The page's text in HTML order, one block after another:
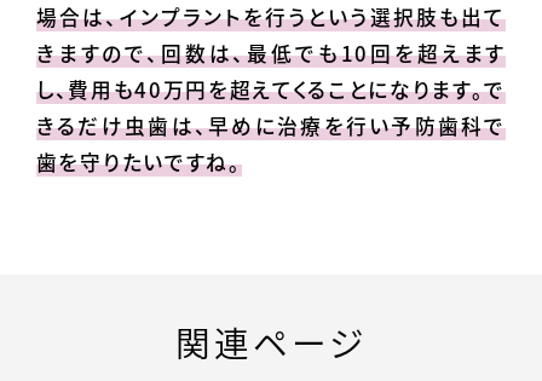
場合は、インプラントを行うという選択肢も出て
きますので、回数は、最低でも10回を超えます
し、費用も40万円を超えてくることになります。で
きるだけ虫歯は、早めに治療を行い予防歯科で
歯を守りたいですね。
関連ページ